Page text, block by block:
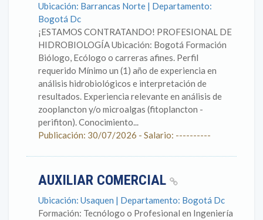
Ubicación: Barrancas Norte | Departamento:
Bogotá Dc
¡ESTAMOS CONTRATANDO! PROFESIONAL DE
HIDROBIOLOGÍA Ubicación: Bogotá Formación
Biólogo, Ecólogo o carreras afines. Perfil
requerido Mínimo un (1) año de experiencia en
análisis hidrobiológicos e interpretación de
resultados. Experiencia relevante en análisis de
zooplancton y/o microalgas (fitoplancton -
perifiton). Conocimiento...
Publicación: 30/07/2026 - Salario: ----------
AUXILIAR COMERCIAL
Ubicación: Usaquen | Departamento: Bogotá Dc
Formación: Tecnólogo o Profesional en Ingeniería